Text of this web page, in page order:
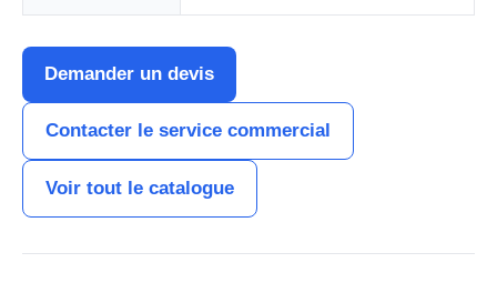
Demander un devis
Contacter le service commercial
Voir tout le catalogue